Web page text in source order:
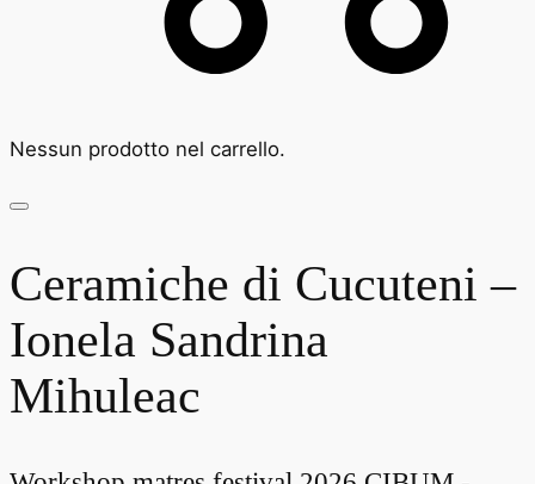
Nessun prodotto nel carrello.
Ceramiche di Cucuteni –
Ionela Sandrina
Mihuleac